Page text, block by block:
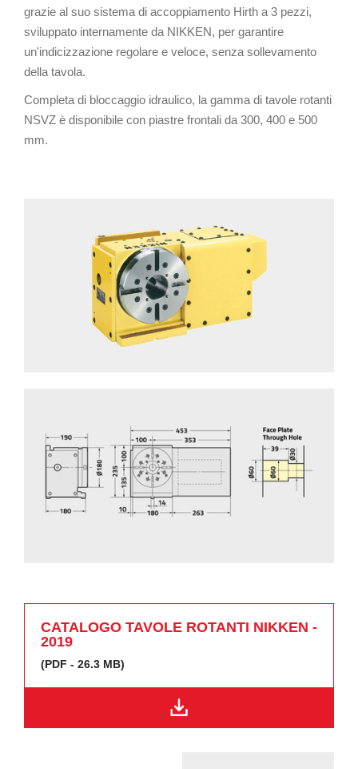
grazie al suo sistema di accoppiamento Hirth a 3 pezzi,
sviluppato internamente da NIKKEN, per garantire
un'indicizzazione regolare e veloce, senza sollevamento
della tavola.
Completa di bloccaggio idraulico, la gamma di tavole rotanti
NSVZ è disponibile con piastre frontali da 300, 400 e 500
mm.
CATALOGO TAVOLE ROTANTI NIKKEN -
2019
(PDF - 26.3 MB)